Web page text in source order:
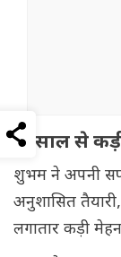
दो साल से
शुभम ने अपनी
अनुशासित
लगातार कड़ी